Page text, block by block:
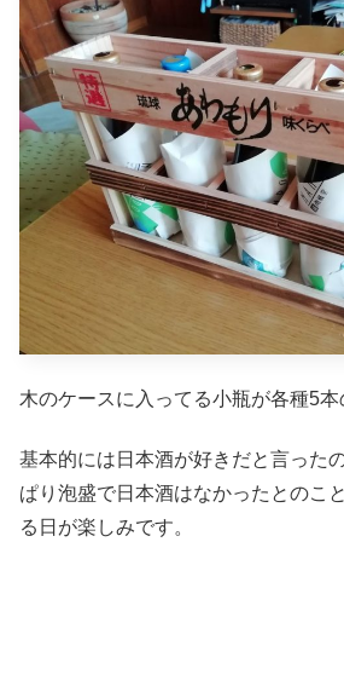
木のケースに入ってる小瓶が各種5本
基本的には日本酒が好きだと言った
ぱり泡盛で日本酒はなかったとのこ
る日が楽しみです。